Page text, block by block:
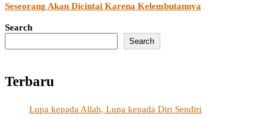
Seseorang Akan Dicintai Karena Kelembutannya
Search
Search
Terbaru
Lupa kepada Allah, Lupa kepada Diri Sendiri